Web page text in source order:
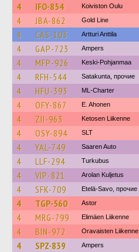
4 IFO-854 Koiviston Oulu
4 JBA-862 Gold Line
4 CAS-103 Artturi Anttila
4 GAP-723 Ampers
4 MFP-926 Keski-Pohjanmaa
4 RFH-544 Satakunta, прочие
4 HFU-393 ML-Charter
4 OFY-867 E. Ahonen
4 ZII-963 Ketosen Liikenne
4 OSY-894 SLT
4 YAL-749 Saaren Auto
4 LLF-294 Turkubus
4 VIP-821 Arolan Kuljetus
4 SFK-709 Etelä-Savo, прочие
4 TGP-560 Astor
4 MRG-799 Elimäen Liikenne
4 BIN-972 Oravaisten Liikenne
4 SPZ-839 Ampers